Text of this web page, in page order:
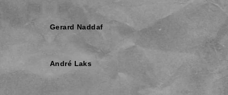
Gerard Naddaf
André Laks